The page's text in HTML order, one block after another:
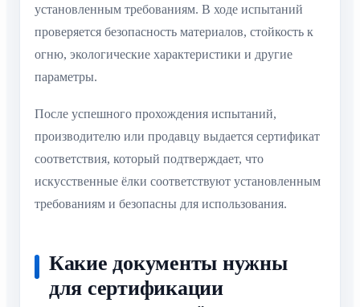
установленным требованиям. В ходе испытаний
проверяется безопасность материалов, стойкость к
огню, экологические характеристики и другие
параметры.
После успешного прохождения испытаний,
производителю или продавцу выдается сертификат
соответствия, который подтверждает, что
искусственные ёлки соответствуют установленным
требованиям и безопасны для использования.
Какие документы нужны
для сертификации